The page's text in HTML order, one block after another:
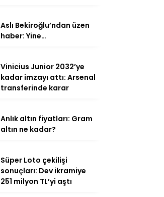
Aslı Bekiroğlu’ndan üzen
haber: Yine…
Vinicius Junior 2032’ye
kadar imzayı attı: Arsenal
transferinde karar
Anlık altın fiyatları: Gram
altın ne kadar?
Süper Loto çekilişi
sonuçları: Dev ikramiye
251 milyon TL’yi aştı